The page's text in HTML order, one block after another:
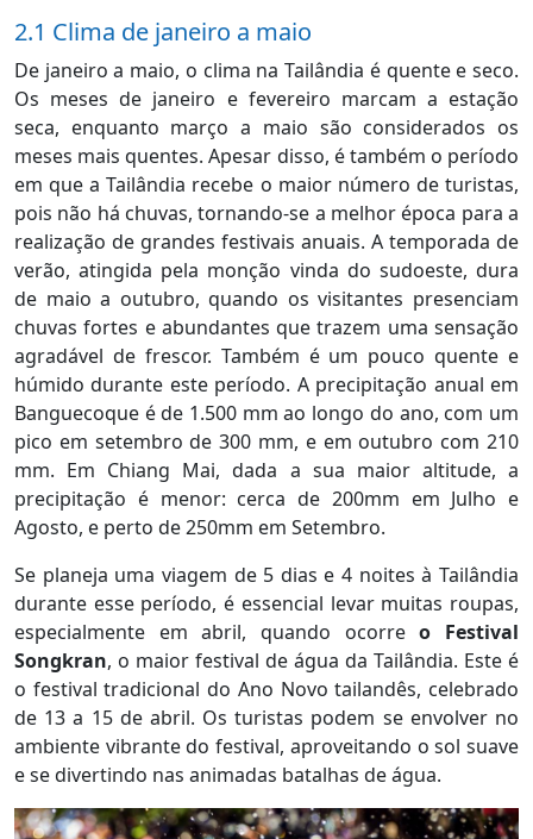
2.1 Clima de janeiro a maio
De janeiro a maio, o clima na Tailândia é quente e seco.
Os meses de janeiro e fevereiro marcam a estação
seca, enquanto março a maio são considerados os
meses mais quentes. Apesar disso, é também o período
em que a Tailândia recebe o maior número de turistas,
pois não há chuvas, tornando-se a melhor época para a
realização de grandes festivais anuais. A temporada de
verão, atingida pela monção vinda do sudoeste, dura
de maio a outubro, quando os visitantes presenciam
chuvas fortes e abundantes que trazem uma sensação
agradável de frescor. Também é um pouco quente e
húmido durante este período. A precipitação anual em
Banguecoque é de 1.500 mm ao longo do ano, com um
pico em setembro de 300 mm, e em outubro com 210
mm. Em Chiang Mai, dada a sua maior altitude, a
precipitação é menor: cerca de 200mm em Julho e
Agosto, e perto de 250mm em Setembro.
Se planeja uma viagem de 5 dias e 4 noites à Tailândia
durante esse período, é essencial levar muitas roupas,
especialmente em abril, quando ocorreo Festival
Songkran, o maior festival de água da Tailândia. Este é
o festival tradicional do Ano Novo tailandês, celebrado
de 13 a 15 de abril. Os turistas podem se envolver no
ambiente vibrante do festival, aproveitando o sol suave
e se divertindo nas animadas batalhas de água.